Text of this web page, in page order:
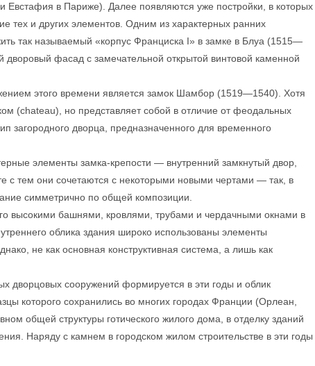
Евстафия в Париже). Далее появляются уже постройки, в которых
тех и других элементов. Одним из характерных ранних
так называемый «корпус Франциска I» в замке в Блуа (1515—
дворовый фасад с замечательной открытой винтовой каменной
этого времени является замок Шамбор (1519—1540). Хотя
(chateau), но представляет собой в отличие от феодальных
загородного дворца, предназначенного для временного
элементы замка-крепости — внутренний замкнутый двор,
тем они сочетаются с некоторыми новыми чертами — так, в
симметрично по общей композиции.
высокими башнями, кровлями, трубами и чердачными окнами в
облика здания широко использованы элементы
не как основная конструктивная система, а лишь как
дворцовых сооружений формируется в эти годы и облик
которого сохранились во многих городах Франции (Орлеан,
общей структуры готического жилого дома, в отделку зданий
Наряду с камнем в городском жилом строительстве в эти годы